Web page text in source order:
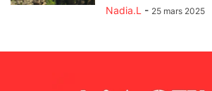
Nadia.L - 25 mars 2025